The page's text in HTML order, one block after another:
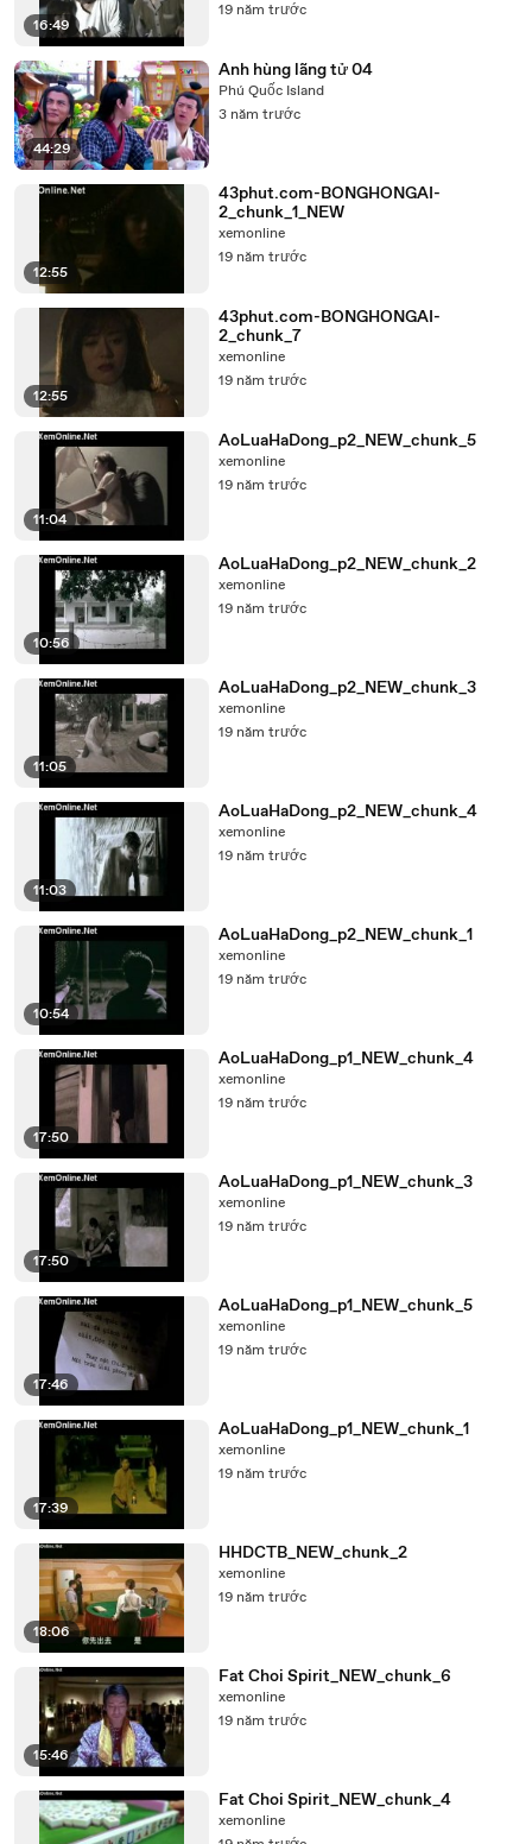
16:49
19 năm trước
44:29
Anh hùng lãng tử 04
Phú Quốc Island
3 năm trước
12:55
43phut.com-BONGHONGAI-
2_chunk_1_NEW
xemonline
19 năm trước
12:55
43phut.com-BONGHONGAI-
2_chunk_7
xemonline
19 năm trước
11:04
AoLuaHaDong_p2_NEW_chunk_5
xemonline
19 năm trước
10:56
AoLuaHaDong_p2_NEW_chunk_2
xemonline
19 năm trước
11:05
AoLuaHaDong_p2_NEW_chunk_3
xemonline
19 năm trước
11:03
AoLuaHaDong_p2_NEW_chunk_4
xemonline
19 năm trước
10:54
AoLuaHaDong_p2_NEW_chunk_1
xemonline
19 năm trước
17:50
AoLuaHaDong_p1_NEW_chunk_4
xemonline
19 năm trước
17:50
AoLuaHaDong_p1_NEW_chunk_3
xemonline
19 năm trước
17:46
AoLuaHaDong_p1_NEW_chunk_5
xemonline
19 năm trước
17:39
AoLuaHaDong_p1_NEW_chunk_1
xemonline
19 năm trước
18:06
HHDCTB_NEW_chunk_2
xemonline
19 năm trước
15:46
Fat Choi Spirit_NEW_chunk_6
xemonline
19 năm trước
Fat Choi Spirit_NEW_chunk_4
xemonline